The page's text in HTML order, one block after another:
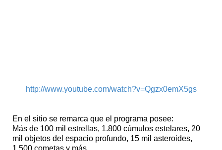
http://www.youtube.com/watch?v=Qgzx0emX5gs
En el sitio se remarca que el programa posee:
Más de 100 mil estrellas, 1.800 cúmulos estelares, 20
mil objetos del espacio profundo, 15 mil asteroides,
1.500 cometas y más.